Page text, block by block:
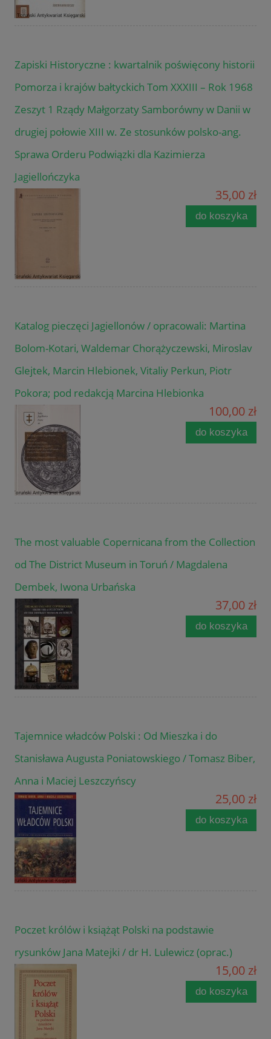
Zapiski Historyczne : kwartalnik poświęcony historii
Pomorza i krajów bałtyckich Tom XXXIII – Rok 1968
Zeszyt 1 Rządy Małgorzaty Samborówny w Danii w
drugiej połowie XIII w. Ze stosunków polsko-ang.
Sprawa Orderu Podwiązki dla Kazimierza
Jagiellończyka
35,00 zł
do koszyka
Katalog pieczęci Jagiellonów / opracowali: Martina
Bolom-Kotari, Waldemar Chorążyczewski, Miroslav
Glejtek, Marcin Hlebionek, Vitaliy Perkun, Piotr
Pokora; pod redakcją Marcina Hlebionka
100,00 zł
do koszyka
The most valuable Copernicana from the Collection
od The District Museum in Toruń / Magdalena
Dembek, Iwona Urbańska
37,00 zł
do koszyka
Tajemnice władców Polski : Od Mieszka i do
Stanisława Augusta Poniatowskiego / Tomasz Biber,
Anna i Maciej Leszczyńscy
25,00 zł
do koszyka
Poczet królów i książąt Polski na podstawie
rysunków Jana Matejki / dr H. Lulewicz (oprac.)
15,00 zł
do koszyka